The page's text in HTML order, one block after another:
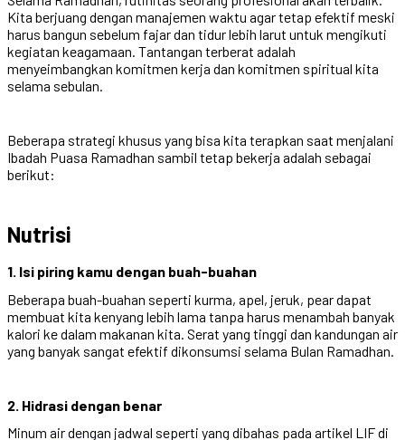
Kita berjuang dengan manajemen waktu agar tetap efektif meski
harus bangun sebelum fajar dan tidur lebih larut untuk mengikuti
kegiatan keagamaan. Tantangan terberat adalah
menyeimbangkan komitmen kerja dan komitmen spiritual kita
selama sebulan.
Beberapa strategi khusus yang bisa kita terapkan saat menjalani
Ibadah Puasa Ramadhan sambil tetap bekerja adalah sebagai
berikut:
Nutrisi
1. Isi piring kamu dengan buah-buahan
Beberapa buah-buahan seperti kurma, apel, jeruk, pear dapat
membuat kita kenyang lebih lama tanpa harus menambah banyak
kalori ke dalam makanan kita. Serat yang tinggi dan kandungan air
yang banyak sangat efektif dikonsumsi selama Bulan Ramadhan.
2. Hidrasi dengan benar